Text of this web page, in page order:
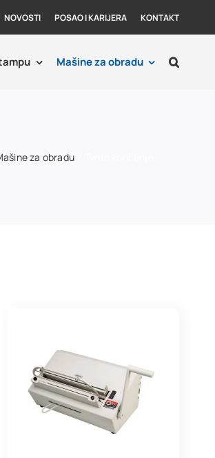
NOVOSTI POSAO I KARIJERA KONTAKT
Mašine za obradu
za obradu